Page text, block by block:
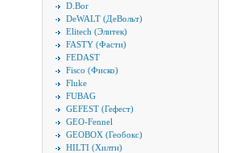
D.Bor
DeWALT (ДеВольт)
Elitech (Элитек)
FASTY (Фасти)
FEDAST
Fisco (Фиско)
Fluke
FUBAG
GEFEST (Гефест)
GEO-Fennel
GEOBOX (Геобокс)
HILTI (Хилти)